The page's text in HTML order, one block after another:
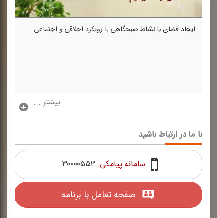
ایجاد فضای با نشاط صبحگاهی با رویكرد اخلاقی و اجتماعی
بیشتر ...
با ما در ارتباط باشید
سامانه پیامکی: ۳۰۰۰۰۵۵۳
صفحه تعامل با برنامه